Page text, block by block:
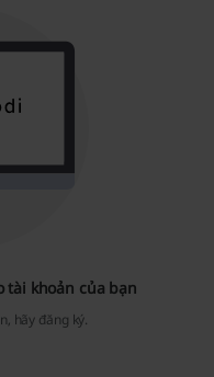
tài khoản của bạn
hãy đăng ký.